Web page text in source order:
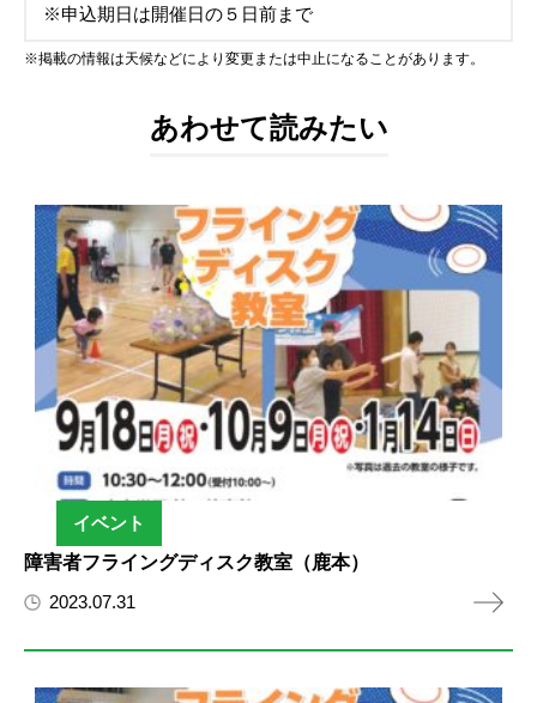
※申込期日は開催日の５日前まで
※掲載の情報は天候などにより変更または中止になることがあります。
あわせて読みたい
イベント
障害者フライングディスク教室（鹿本）
2023.07.31